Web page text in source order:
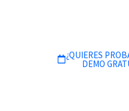
¿QUIERES
DEMO